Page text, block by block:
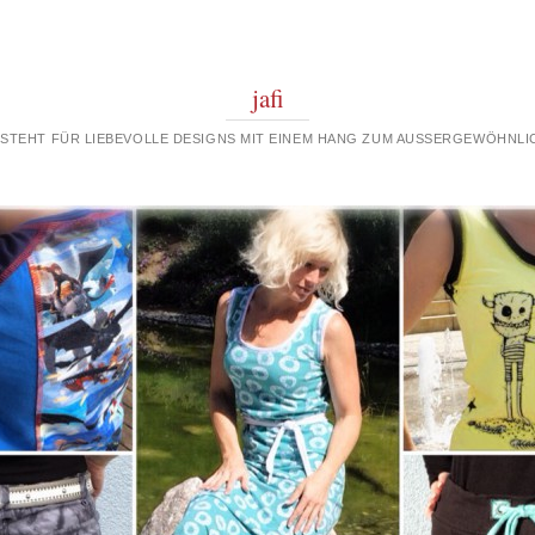
jafi
FÜR LIEBEVOLLE DESIGNS MIT EINEM HANG ZUM